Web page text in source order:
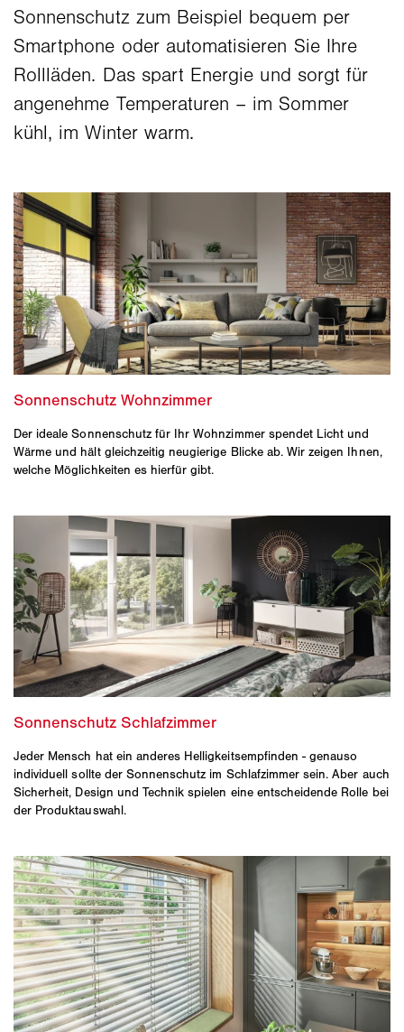
Sonnenschutz zum Beispiel bequem per
Smartphone oder automatisieren Sie Ihre
Rollläden. Das spart Energie und sorgt für
angenehme Temperaturen – im Sommer
kühl, im Winter warm.
Der ideale Sonnenschutz für Ihr Wohnzimmer spendet Licht und
Wärme und hält gleichzeitig neugierige Blicke ab. Wir zeigen Ihnen,
welche Möglichkeiten es hierfür gibt.
Jeder Mensch hat ein anderes Helligkeitsempfinden - genauso
individuell sollte der Sonnenschutz im Schlafzimmer sein. Aber auch
Sicherheit, Design und Technik spielen eine entscheidende Rolle bei
der Produktauswahl.